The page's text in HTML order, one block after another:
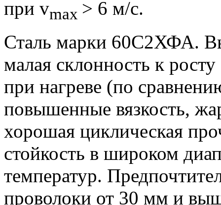
при vmax > 6 м/с.
Сталь марки 60С2ХФА.
малая склонность к
при нагреве (по
повышенные вязкость,
хорошая циклическая
стойкость в широком
температур.
проволоки от 30 мм и